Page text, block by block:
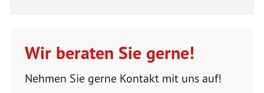
Wir beraten Sie gerne!
Nehmen Sie gerne Kontakt mit uns auf!